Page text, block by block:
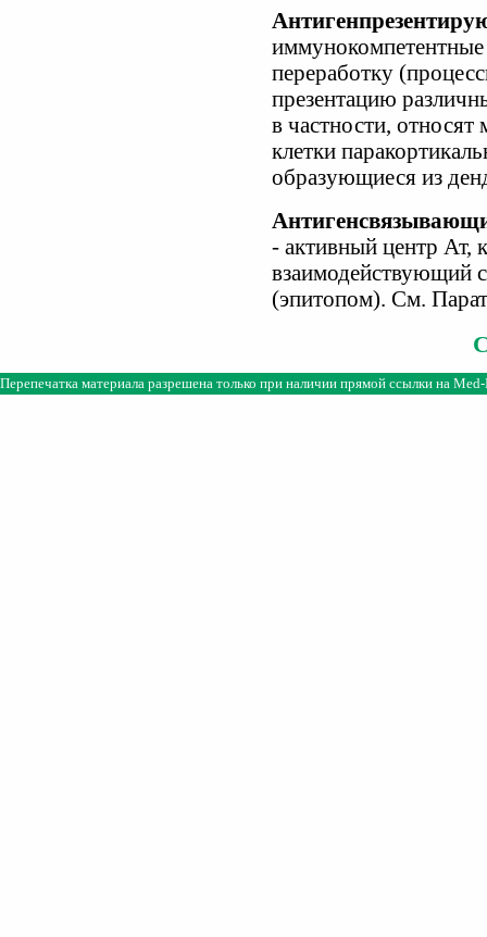
иммунокомпетентные
переработку
презентацию
в частности,
клетки
образующиеся из
- активный центр Ат,
взаимодействующий
(эпитопом). См.
Перепечатка материала разрешена только при наличии прямой ссылки на